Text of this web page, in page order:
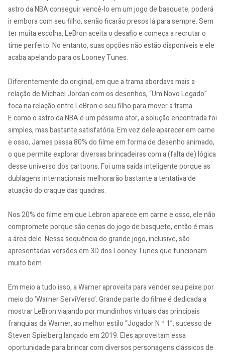
astro da NBA conseguir vencê-lo em um jogo de basquete, poderá
ir embora com seu filho, senão ficarão presos lá para sempre. Sem
ter muita escolha, LeBron aceita o desafio e começa a recrutar o
time perfeito. No entanto, suas opções não estão disponíveis e ele
acaba apelando para os Looney Tunes.
Diferentemente do original, em que a trama abordava mais a
relação de Michael Jordan com os desenhos, “Um Novo Legado”
foca na relação entre LeBron e seu filho para mover a trama.
E como o astro da NBA é um péssimo ator, a solução encontrada foi
simples, mas bastante satisfatória. Em vez dele aparecer em carne
e osso, James passa 80% do filme em forma de desenho animado,
o que permite explorar diversas brincadeiras com a (falta de) lógica
desse universo dos cartoons. Foi uma saída inteligente porque as
dublagens internacionais melhorarão bastante a tentativa de
atuação do craque das quadras.
Nos 20% do filme em que Lebron aparece em carne e osso, ele não
compromete porque são cenas do jogo de basquete, então é mais
a área dele. Nessa sequência do grande jogo, inclusive, são
apresentadas versões em 3D dos Looney Tunes que funcionam
muito bem.
Em meio a tudo isso, a Warner aproveita para vender seu peixe por
meio do ‘Warner ServiVerso’. Grande parte do filme é dedicada a
mostrar LeBron viajando por mundinhos virtuais das principais
franquias da Warner, ao melhor estilo “Jogador N º 1”, sucesso de
Steven Spielberg lançado em 2019. Eles aproveitam essa
oportunidade para brincar com diversos personagens clássicos de